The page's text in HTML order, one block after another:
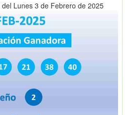
Lunes 3 de Febrero de 2025